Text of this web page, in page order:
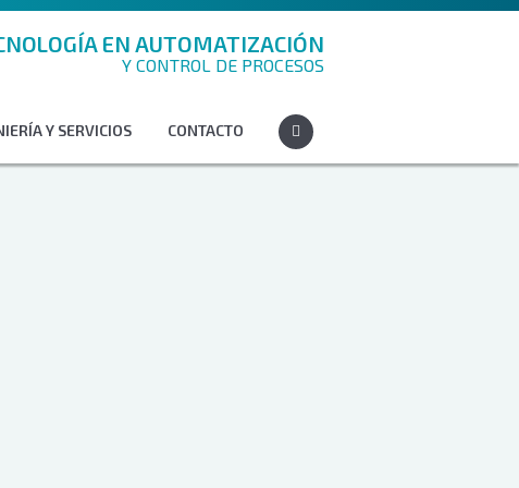
EN AUTOMATIZACIÓN
Y CONTROL DE PROCESOS
Y SERVICIOS CONTACTO